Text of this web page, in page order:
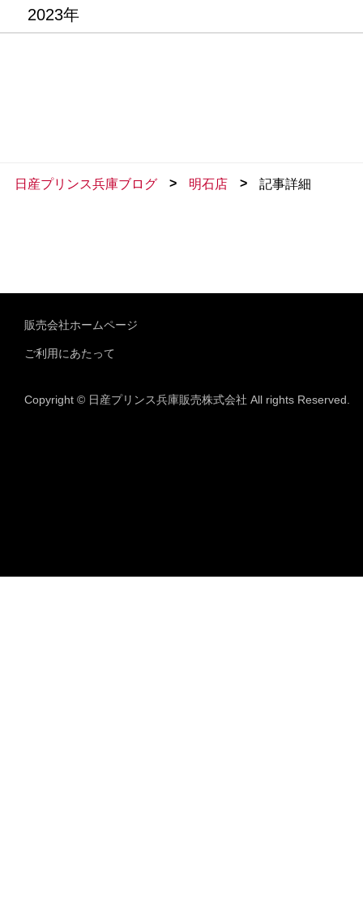
2023年
日産プリンス兵庫ブログ > 明石店 > 記事詳細
販売会社ホームページ
ご利用にあたって
Copyright © 日産プリンス兵庫販売株式会社 All rights Reserved.